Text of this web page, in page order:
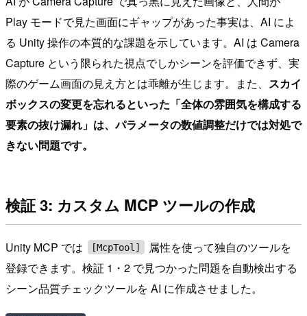
Play モードで見た画面にギャップがあった事実は、AI によ
る Unity 操作の本質的な課題を示しています。AI は Camera
Capture という限られた視点でしかシーンを評価できず、実
際のゲーム画面の見え方とは乖離が生じます。また、 スカイ
ボックスの変更を忘れるといった「全体の雰囲気を構成する
要素の抜け漏れ」は、パラメータの数値調整だけでは対処で
きない問題です。
検証 3: カスタム MCP ツールの作成
Unity MCP では [McpTool]
属性を使って独自のツールを
登録できます。検証 1・2 で見つかった問題を自動検出する
シーン品質チェックツールを AI に作成させました。